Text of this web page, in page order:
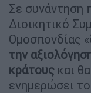
Σε συνάντηση
Διοικητικό
Ομοσπονδίας «
την
κράτους και
ενημερώσει